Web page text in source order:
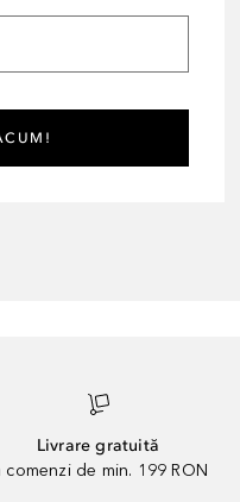
Livrare gratuită
comenzi de min. 199 RON